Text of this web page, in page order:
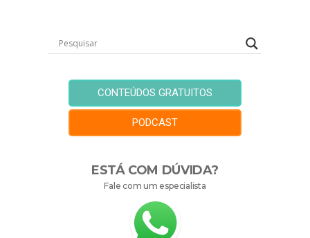
CONTEÚDOS GRATUITOS
PODCAST
ESTÁ COM DÚVIDA?
Fale com um especialista